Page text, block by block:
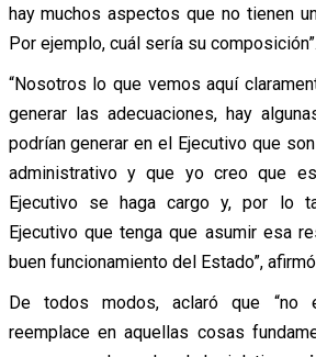
hay muchos aspectos que no tienen
Por ejemplo, cuál sería su composición”.
“Nosotros lo que vemos aquí
generar las adecuaciones, hay
podrían generar en el Ejecutivo que
administrativo y que yo creo que
Ejecutivo se haga cargo y, por lo
Ejecutivo que tenga que asumir esa
buen funcionamiento del Estado”,
De todos modos, aclaró que “no
reemplace en aquellas cosas